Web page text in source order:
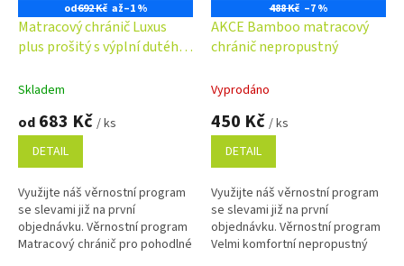
od692 Kč až–1 %
Matracový chránič Luxus
plus prošitý s výplní dutého
Skladem
od 683 Kč / ks
DETAIL
Využijte náš věrnostní program
se slevami již na první
objednávku. Věrnostní program
Matracový chránič pro pohodlné
488 Kč –7 %
AKCE Bamboo matracový
chránič nepropustný
Vyprodáno
450 Kč / ks
DETAIL
Využijte náš věrnostní program
se slevami již na první
objednávku. Věrnostní program
Velmi komfortní nepropustný